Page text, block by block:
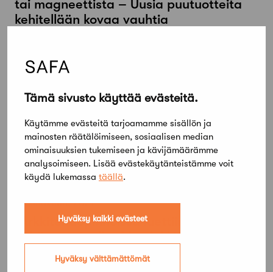
Tämä sivusto käyttää evästeitä.
Käytämme evästeitä tarjoamamme sisällön ja
mainosten räätälöimiseen, sosiaalisen median
ominaisuuksien tukemiseen ja kävijämäärämme
analysoimiseen. Lisää evästekäytänteistämme voit
käydä lukemassa täällä.
Hyväksy kaikki evästeet
Hyväksy välttämättömät
tai magneettista – Uusia puutuotteita
kehitellään kovaa vauhtia
2 heinäkuun, 2021
”Arkkitehtiopinnoissa luettiin todella
vähän teoriaa” – Mer Arkkitehtien Julia
Hertell kannustaa arkkitehteja lukemaan
kirjoja ja keskustelemaan niistä